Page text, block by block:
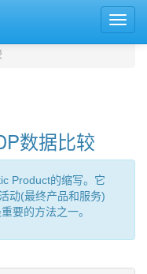
数据比较
Product的缩写。它
动(最终产品和服务)
要的方法之一。